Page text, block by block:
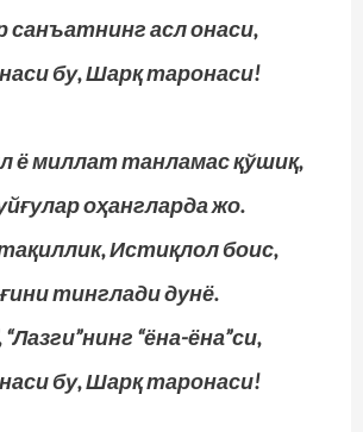
санъатнинг асл онаси,
бу, Шарқ таронаси!
ё миллат танламас қўшиқ,
оҳангларда жо.
Истиқлол боис,
тинглади дунё.
“ёна-ёна”си,
бу, Шарқ таронаси!